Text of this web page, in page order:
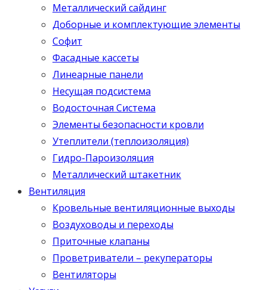
Металлический сайдинг
Доборные и комплектующие элементы
Софит
Фасадные кассеты
Линеарные панели
Несущая подсистема
Водосточная Система
Элементы безопасности кровли
Утеплители (теплоизоляция)
Гидро-Пароизоляция
Металлический штакетник
Вентиляция
Кровельные вентиляционные выходы
Воздуховоды и переходы
Приточные клапаны
Проветриватели – рекуператоры
Вентиляторы